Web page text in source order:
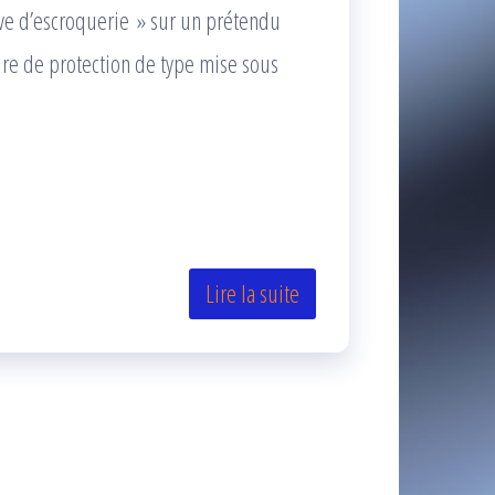
d’escroquerie » sur un prétendu
de protection de type mise sous
Lire la suite